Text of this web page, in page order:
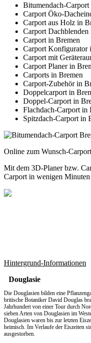
Bitumendach-Carport
Carport Öko-
Carport aus Holz in
Carport Dachblenden
Carport in Bremen
Carport Konfigurator
Carport mit
Carport Planer in
Carports in Bremen
Carport-Zubehör in
Doppelcarport in
Doppel-Carport in
Flachdach-Carport in
Spitzdach-Carport in
Online zum Wunsch-Carport
Mit dem 3D-Planerbzw.
Carport in wenigen Minuten
Hintergrund-Informationen
Douglasie
Die Douglasien bilden eine
britische Botaniker David Douglas
Jahrhundert von einer Tour durch
sieben Arten von Douglasien im
Douglasien waren bis zur letzten
heimisch. Im Verlaufe der Eiszeiten
ausgestorben.